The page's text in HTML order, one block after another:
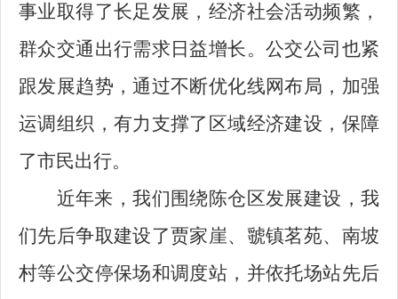
事业取得了长足发展，经济社会活动频繁，
群众交通出行需求日益增长。公交公司也紧
跟发展趋势，通过不断优化线网布局，加强
运调组织，有力支撑了区域经济建设，保障
了市民出行。
近年来，我们围绕陈仓区发展建设，我
们先后争取建设了贾家崖、虢镇茗苑、南坡
村等公交停保场和调度站，并依托场站先后